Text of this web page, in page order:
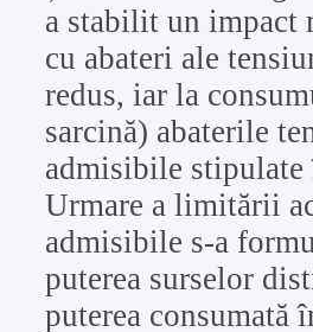
a stabilit un impact
cu abateri ale
redus, iar la
sarcină) abaterile
admisibile
Urmare a limitării
admisibile s-a
puterea surselor
puterea consumată